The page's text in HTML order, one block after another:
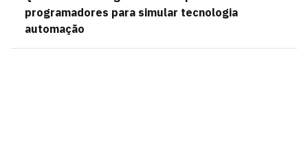
programadores para simular tecnologia
automação